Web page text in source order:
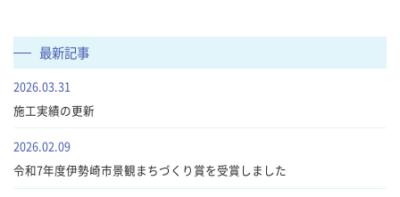
最新記事
2026.03.31
施工実績の更新
2026.02.09
令和7年度伊勢崎市景観まちづくり賞を受賞しました